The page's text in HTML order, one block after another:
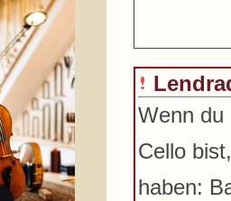
Wenn du
Cello
haben: